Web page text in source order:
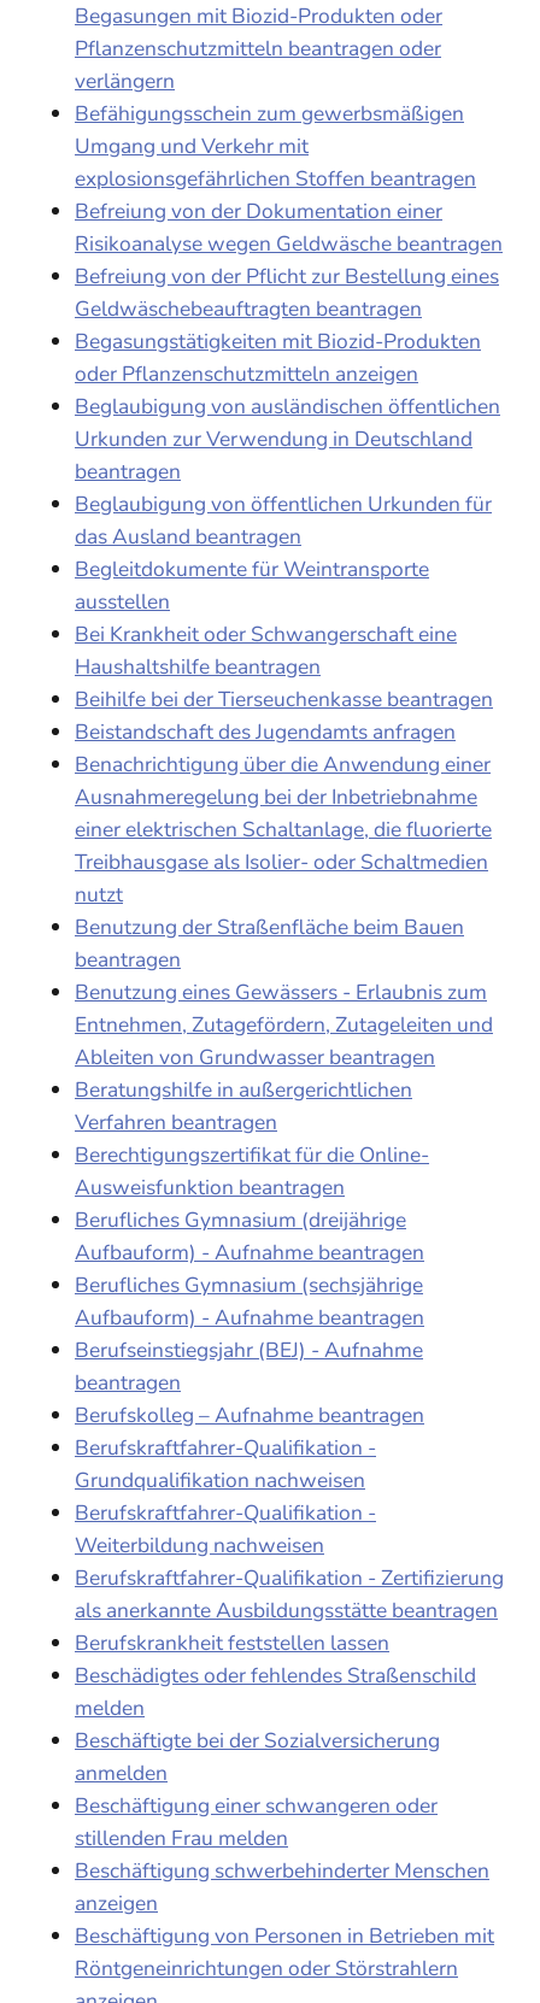
Begasungen mit Biozid-Produkten oder
Pflanzenschutzmitteln beantragen oder
verlängern
Befähigungsschein zum gewerbsmäßigen
Umgang und Verkehr mit
explosionsgefährlichen Stoffen beantragen
Befreiung von der Dokumentation einer
Risikoanalyse wegen Geldwäsche beantragen
Befreiung von der Pflicht zur Bestellung eines
Geldwäschebeauftragten beantragen
Begasungstätigkeiten mit Biozid-Produkten
oder Pflanzenschutzmitteln anzeigen
Beglaubigung von ausländischen öffentlichen
Urkunden zur Verwendung in Deutschland
beantragen
Beglaubigung von öffentlichen Urkunden für
das Ausland beantragen
Begleitdokumente für Weintransporte
ausstellen
Bei Krankheit oder Schwangerschaft eine
Haushaltshilfe beantragen
Beihilfe bei der Tierseuchenkasse beantragen
Beistandschaft des Jugendamts anfragen
Benachrichtigung über die Anwendung einer
Ausnahmeregelung bei der Inbetriebnahme
einer elektrischen Schaltanlage, die fluorierte
Treibhausgase als Isolier- oder Schaltmedien
nutzt
Benutzung der Straßenfläche beim Bauen
beantragen
Benutzung eines Gewässers - Erlaubnis zum
Entnehmen, Zutagefördern, Zutageleiten und
Ableiten von Grundwasser beantragen
Beratungshilfe in außergerichtlichen
Verfahren beantragen
Berechtigungszertifikat für die Online-
Ausweisfunktion beantragen
Berufliches Gymnasium (dreijährige
Aufbauform) - Aufnahme beantragen
Berufliches Gymnasium (sechsjährige
Aufbauform) - Aufnahme beantragen
Berufseinstiegsjahr (BEJ) - Aufnahme
beantragen
Berufskolleg – Aufnahme beantragen
Berufskraftfahrer-Qualifikation -
Grundqualifikation nachweisen
Berufskraftfahrer-Qualifikation -
Weiterbildung nachweisen
Berufskraftfahrer-Qualifikation - Zertifizierung
als anerkannte Ausbildungsstätte beantragen
Berufskrankheit feststellen lassen
Beschädigtes oder fehlendes Straßenschild
melden
Beschäftigte bei der Sozialversicherung
anmelden
Beschäftigung einer schwangeren oder
stillenden Frau melden
Beschäftigung schwerbehinderter Menschen
anzeigen
Beschäftigung von Personen in Betrieben mit
Röntgeneinrichtungen oder Störstrahlern